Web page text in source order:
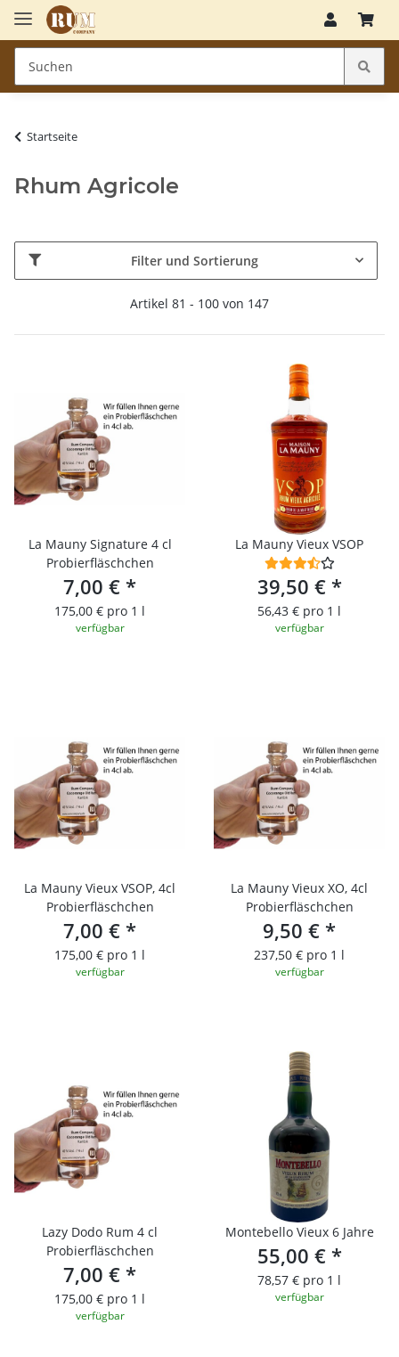
Startseite
Rhum Agricole
Filter und Sortierung
Artikel 81 - 100 von 147
La Mauny Signature 4 cl
Probierfläschchen
7,00 € *
175,00 € pro 1 l
verfügbar
La Mauny Vieux VSOP
39,50 € *
56,43 € pro 1 l
verfügbar
La Mauny Vieux VSOP, 4cl
Probierfläschchen
7,00 € *
175,00 € pro 1 l
verfügbar
La Mauny Vieux XO, 4cl
Probierfläschchen
9,50 € *
237,50 € pro 1 l
verfügbar
Lazy Dodo Rum 4 cl
Probierfläschchen
7,00 € *
175,00 € pro 1 l
verfügbar
Montebello Vieux 6 Jahre
55,00 € *
78,57 € pro 1 l
verfügbar